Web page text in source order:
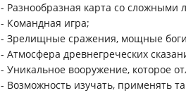
- Разнообразная карта со сложными
- Командная игра;
- Зрелищные сражения, мощные
- Атмосфера древнегреческих
- Уникальное вооружение, которое
- Возможность изучать, применять